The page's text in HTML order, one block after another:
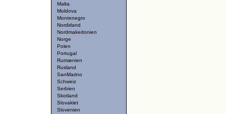
Malta
Moldova
Montenegro
Nordirland
Nordmakedonien
Norge
Polen
Portugal
Rumænien
Rusland
SanMarino
Schweiz
Serbien
Skotland
Slovakiet
Slovenien